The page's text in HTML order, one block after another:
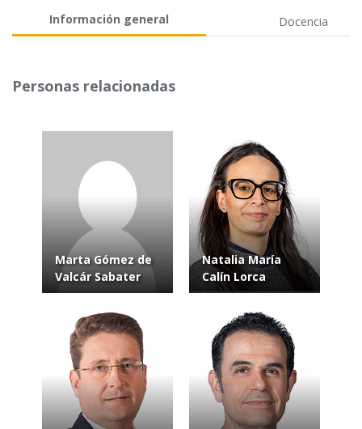
Información general Docencia
Personas relacionadas
Marta Gómez de
Valcár Sabater
Natalia María
Calín Lorca